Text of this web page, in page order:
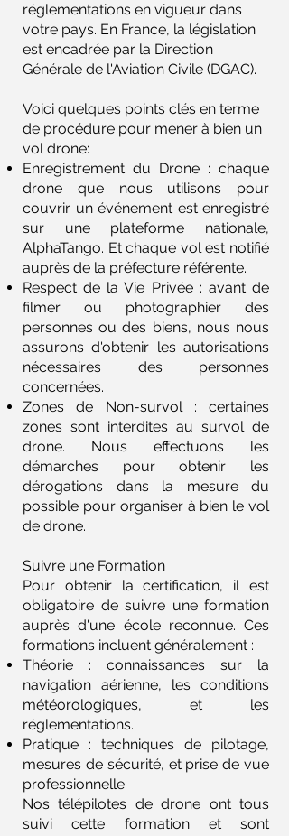
réglementations en vigueur dans
votre pays. En France, la législation
est encadrée par la Direction
Générale de l'Aviation Civile (DGAC).
Voici quelques points clés en terme
de procédure pour mener à bien un
vol drone:
Enregistrement du Drone : chaque
drone que nous utilisons pour
couvrir un événement est enregistré
sur une plateforme nationale,
AlphaTango. Et chaque vol est notifié
auprès de la préfecture référente.
Respect de la Vie Privée : avant de
filmer ou photographier des
personnes ou des biens, nous nous
assurons d'obtenir les autorisations
nécessaires des personnes
concernées.
Zones de Non-survol : certaines
zones sont interdites au survol de
drone. Nous effectuons les
démarches pour obtenir les
dérogations dans la mesure du
possible pour organiser à bien le vol
de drone.
Suivre une Formation
Pour obtenir la certification, il est
obligatoire de suivre une formation
auprès d'une école reconnue. Ces
formations incluent généralement :
Théorie : connaissances sur la
navigation aérienne, les conditions
météorologiques, et les
réglementations.
Pratique : techniques de pilotage,
mesures de sécurité, et prise de vue
professionnelle.
Nos télépilotes de drone ont tous
suivi cette formation et sont